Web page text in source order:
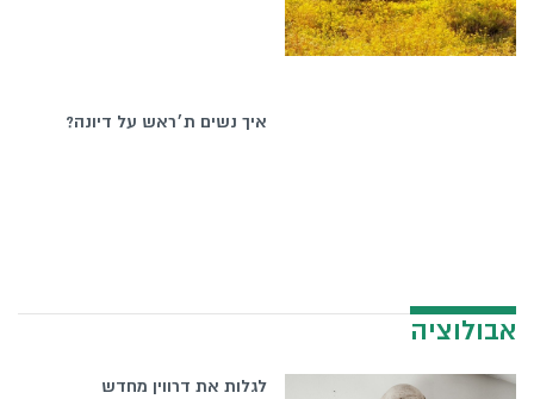
איך נשים ת׳ראש על דיונה?
אבולוציה
לגלות את דרווין מחדש